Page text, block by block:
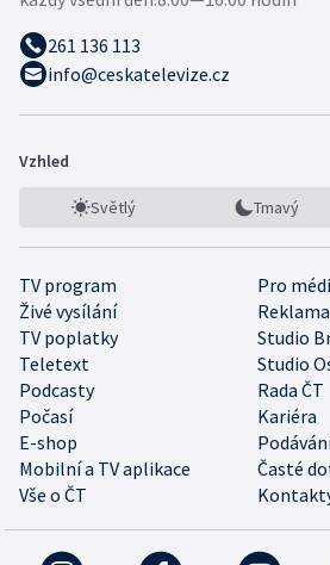
261 136 113
info@ceskatelevize.cz
Vzhled
Světlý Tmavý
TV program
Pro
Živé vysílání
Reklama
TV poplatky
Studio
Teletext
Studio
Podcasty
Rada ČT
Počasí
Kariéra
E-shop
Mobilní a TV aplikace
Časté
Vše o ČT